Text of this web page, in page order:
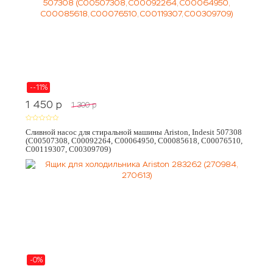
--11%
1 450 p 1 300 p
Сливной насос для стиральной машины Ariston, Indesit 507308
(C00507308, C00092264, C00064950, C00085618, C00076510,
C00119307, C00309709)
-0%